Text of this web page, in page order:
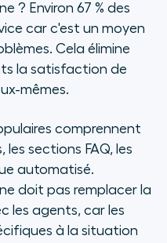
? Environ 67 % des
car c'est un moyen
Cela élimine
la satisfaction de
mêmes.
comprennent
les sections FAQ, les
automatisé.
doit pas remplacer la
les agents, car les
à la situation